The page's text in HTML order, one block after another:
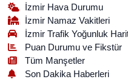
İzmir Hava Durumu
İzmir Namaz Vakitleri
İzmir Trafik Yoğunluk
Puan Durumu ve Fikstür
Tüm Manşetler
Son Dakika Haberleri